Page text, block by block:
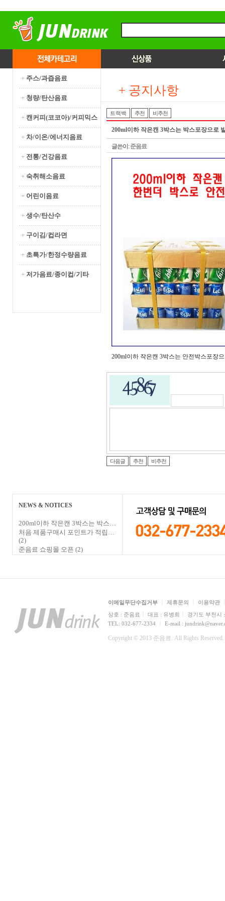
+ 주스/과즙음료
+ 청량/탄산음료
+ 캔커피(코코아)/커피믹스
+ 차/이온/에너지음료
+ 전통/건강음료
+ 숙취해소음료
+ 어린이음료
+ 생수/탄산수
+ 구이김/컵라면
+ 초특가/한정수량음료
+ 저가음료/종이컵/기타
+ 공지사항
트랙백 추천 비추천
200ml이하 작은캔 3박스는 박스포장으로
글쓴이:준음료
200ml이하 작은캔 3박스는 안전박스포장
다음글 추천 비추천
NEWS & NOTICES
200ml이하 작은캔 3박스는 박스…
처음 제품구매시 포인트가 적립…
(2)
준음료 쇼핑몰 오픈 (2)
이메일무단수집거부 제휴문의 이용약관
상호 : 준음료 대표 : 유병희
경기도 부천시
TEL: 032-677-2334
E-mail :
Copyright © 2013 준음료. All Rights Reserved.